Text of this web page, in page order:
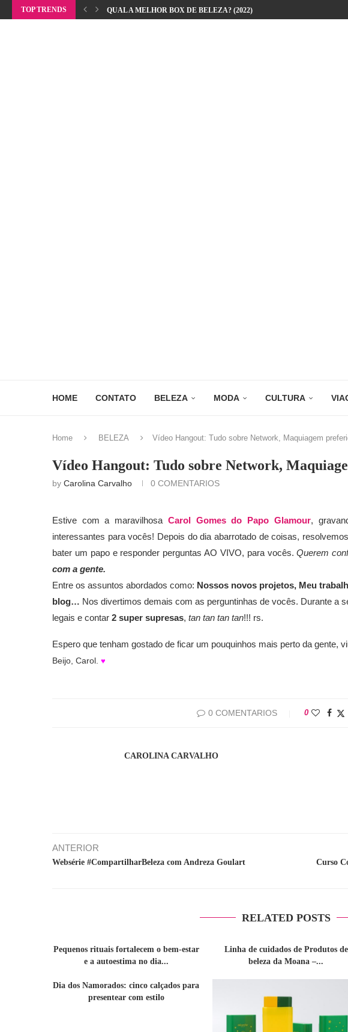
TOP TRENDS QUAL A MELHOR BOX DE BELEZA? (2022)
HOME CONTATO BELEZA MODA CULTURA
Home BELEZA Vídeo Hangout: Tudo sobre Network, Maquiagem
Vídeo Hangout: Tudo sobre Network,
by Carolina Carvalho 0 COMENTARIOS
Estive com a maravilhosa Carol Gomes do Papo Glamour,
interessantes para vocês! Depois do dia abarrotado de coisas,
bater um papo e responder perguntas AO VIVO, para vocês.Querem
com a gente.
Entre os assuntos abordados como: Nossos novos projetos, Meu
blog… Nos divertimos demais com as perguntinhas de vocês. Durante a
legais e contar 2 super supresas, tan tan tan tan!!! rs.
Espero que tenham gostado de ficar um pouquinhos mais perto da gente,
Beijo, Carol. ♥
0 COMENTARIOS 0
CAROLINA CARVALHO
ANTERIOR
Websérie #CompartilharBeleza com Andreza Goulart
Curso
RELATED POSTS
Pequenos rituais fortalecem o bem-estar
e a autoestima no dia...
Linha de cuidados de Produtos de
beleza da Moana –...
Dia dos Namorados: cinco calçados para
presentear com estilo